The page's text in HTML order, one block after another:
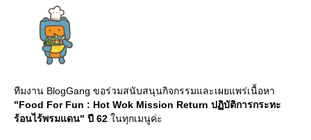
ทีมงาน BlogGang ขอร่วมสนับสนุนกิจกรรมและเผยแพร่เนื้อหา
"Food For Fun : Hot Wok Mission Return ปฏิบัติการกระทะ
ร้อนไร้พรมแดน" ปี 62 นทุกเมนูค่ะ